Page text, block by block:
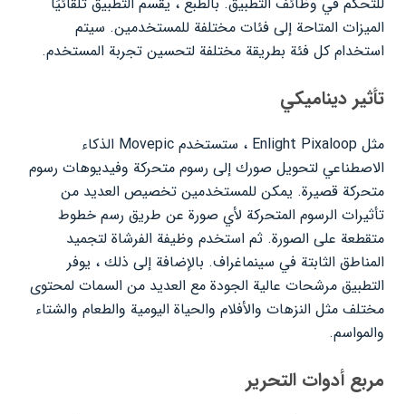
الميزات المتاحة إلى فئات مختلفة للمستخدمين. سيتم
استخدام كل فئة بطريقة مختلفة لتحسين تجربة المستخدم.
تأثير ديناميكي
مثل Enlight Pixaloop ، ستستخدم Movepic الذكاء
الاصطناعي لتحويل صورك إلى رسوم متحركة وفيديوهات رسوم
متحركة قصيرة. يمكن للمستخدمين تخصيص العديد من
تأثيرات الرسوم المتحركة لأي صورة عن طريق رسم خطوط
متقطعة على الصورة. ثم استخدم وظيفة الفرشاة لتجميد
المناطق الثابتة في سينماغراف. بالإضافة إلى ذلك ، يوفر
التطبيق مرشحات عالية الجودة مع العديد من السمات لمحتوى
مختلف مثل النزهات والأفلام والحياة اليومية والطعام والشتاء
والمواسم.
مربع أدوات التحرير